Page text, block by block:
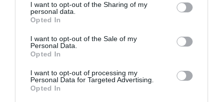
I want to opt-out of the Sharing of my
personal data.
Opted In
I want to opt-out of the Sale of my
Personal Data.
Opted In
I want to opt-out of processing my
Personal Data for Targeted Advertising.
Opted In
Em“Como Casar com um Milionário”
comédia feminina muito mais sofisticada do que a
memória popular costuma admitir. Em